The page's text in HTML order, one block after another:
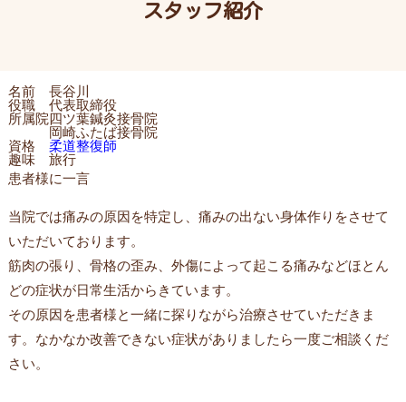
スタッフ紹介
名前
長谷川
役職
代表取締役
所属院四ツ葉鍼灸接骨院
岡崎ふたば接骨院
資格
柔道整復師
趣味
旅行
患者様に一言
当院では痛みの原因を特定し、痛みの出ない身体作りをさせて
いただいております。
筋肉の張り、骨格の歪み、外傷によって起こる痛みなどほとん
どの症状が日常生活からきています。
その原因を患者様と一緒に探りながら治療させていただきま
す。なかなか改善できない症状がありましたら一度ご相談くだ
さい。